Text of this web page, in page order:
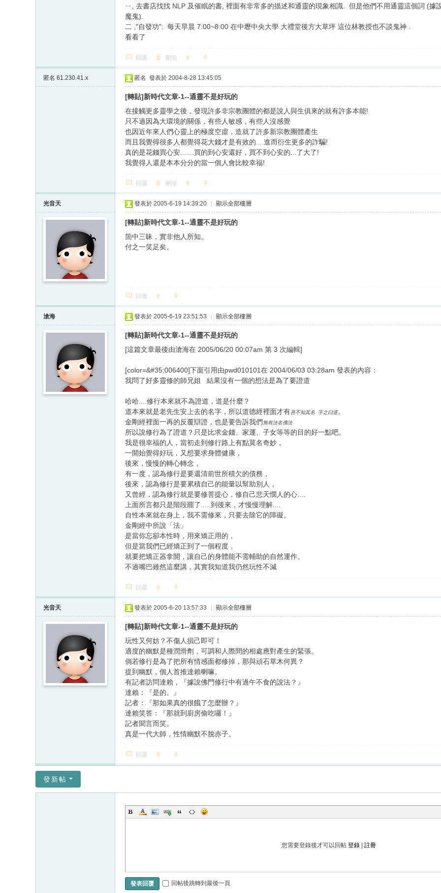
ㄧ, 去書店找找 NLP 及催眠的書, 裡面有非常多的描述和通靈的現象相識. 但是他們不用通靈這個詞 (
魔鬼).
二 ,"自發功": 每天早晨 7:00~8:00 在中壢中央大學 大禮堂後方大草坪 這位林教授也不談鬼神 .
看看了
回覆 刪除
匿名 61.230.41.x 匿名 發表於 2004-8-28 13:45:05
[轉貼]新時代文章-1--通靈不是好玩的
在接觸更多靈學之後，發現許多非宗教團體的都是說人與生俱來的就有許多本能!
只不過因為大環境的關係，有些人敏感，有些人沒感覺
也因近年來人們心靈上的極度空虛，造就了許多新宗教團體產生
而且我覺得很多人都覺得花大錢才是有效的....進而衍生更多的詐騙!
真的是花錢買心安.......買的到心安還好，買不到心安的...了大了!
我覺得人還是本本分分的當一個人會比較幸福!
回覆 刪除
光音天 發表於 2005-6-19 14:39:20 顯示全部樓層
[轉貼]新時代文章-1--通靈不是好玩的
箇中三昧，實非他人所知。
付之一笑足矣。
回覆
滄海 發表於 2005-6-19 23:51:53 顯示全部樓層
[轉貼]新時代文章-1--通靈不是好玩的
[這篇文章最後由滄海在 2005/06/20 00:07am 第 3 次編輯]
[color=&#35;006400]下面引用由pwd010101在 2004/06/03 03:28am 發表的內容：
我問了好多靈修的師兄姐 結果沒有一個的想法是為了要證道
哈哈....修行本來就不為證道，道是什麼？
道本來就是老先生安上去的名字，所以道德經裡面才有吾不知其名 字之曰道。
金剛經裡面一再的反覆辯證，也是要告訴我們無有法名佛法
所以說修行為了證道？只是比求金錢、家運、子女等等的目的好一點吧。
我是很幸福的人，當初走到修行路上有點莫名奇妙，
一開始覺得好玩，又想要求身體健康，
後來，慢慢的轉心轉念，
有一度，認為修行是要還清前世所積欠的債務，
後來，認為修行是要累積自己的能量以幫助別人，
又曾經，認為修行就是要修菩提心，修自己悲天憫人的心....
上面所言都只是階段罷了.....到後來，才慢慢理解....
自性本來就在身上，我不需修來，只要去除它的障礙。
金剛經中所說「法」
是當你忘卻本性時，用來矯正用的，
但是當我們已經矯正到了一個程度，
就要把矯正器拿開，讓自己的身體能不需輔助的自然運作。
不過嘴巴雖然這麼講，其實我知道我仍然玩性不減
回覆
光音天 發表於 2005-6-20 13:57:33 顯示全部樓層
[轉貼]新時代文章-1--通靈不是好玩的
玩性又何妨？不傷人損己即可！
適度的幽默是種潤滑劑，可調和人際間的相處應對產生的緊張。
倘若修行是為了把所有情感面都修掉，那與頑石草木何異？
提到幽默，個人首推達賴喇嘛。
有記者訪問達賴，『據說佛門修行中有過午不食的說法？』
達賴：『是的。』
記者：『那如果真的很餓了怎麼辦？』
達賴笑答：『那就到廚房偷吃囉！』
記者聞言而笑。
真是一代大師，性情幽默不脫赤子。
回覆
發新帖
您需要登錄後才可以回帖 登錄| 註冊
發表回覆 回帖後跳轉到最後一頁